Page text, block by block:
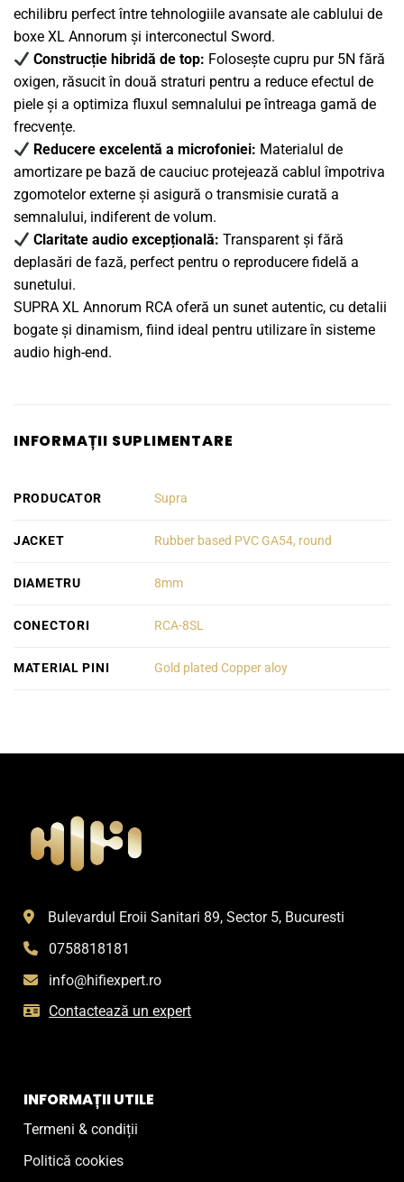
echilibru perfect între tehnologiile avansate ale cablului de
boxe XL Annorum și interconectul Sword.
Construcție hibridă de top: Folosește cupru pur 5N fără
oxigen, răsucit în două straturi pentru a reduce efectul de
piele și a optimiza fluxul semnalului pe întreaga gamă de
frecvențe.
Reducere excelentă a microfoniei: Materialul de
amortizare pe bază de cauciuc protejează cablul împotriva
zgomotelor externe și asigură o transmisie curată a
semnalului, indiferent de volum.
Claritate audio excepțională: Transparent și fără
deplasări de fază, perfect pentru o reproducere fidelă a
sunetului.
SUPRA XL Annorum RCA oferă un sunet autentic, cu detalii
bogate și dinamism, fiind ideal pentru utilizare în sisteme
audio high-end.
INFORMAȚII SUPLIMENTARE
PRODUCATOR Supra
JACKET Rubber based PVC GA54, round
DIAMETRU 8mm
CONECTORI RCA-8SL
MATERIAL PINI Gold plated Copper aloy
Bulevardul Eroii Sanitari 89, Sector 5, Bucuresti
0758818181
info@hifiexpert.ro
Contactează un expert
INFORMAȚII UTILE
Termeni & condiții
Politică cookies